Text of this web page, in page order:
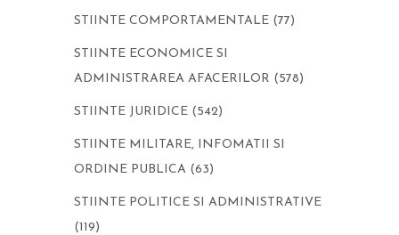
STIINTE COMPORTAMENTALE (77)
STIINTE ECONOMICE SI
ADMINISTRAREA AFACERILOR (578)
STIINTE JURIDICE (542)
STIINTE MILITARE, INFOMATII SI
ORDINE PUBLICA (63)
STIINTE POLITICE SI ADMINISTRATIVE
(119)